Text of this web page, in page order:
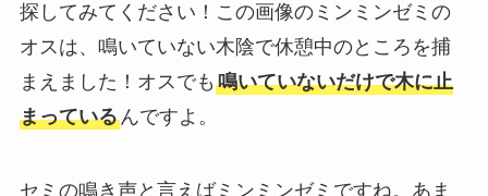
探してみてください！この画像のミンミンゼミの
オスは、鳴いていない木陰で休憩中のところを捕
まえました！オスでも 鳴いていないだけで木に止
まっているんですよ。
セミの鳴き声と言えばミンミンゼミですね。あま